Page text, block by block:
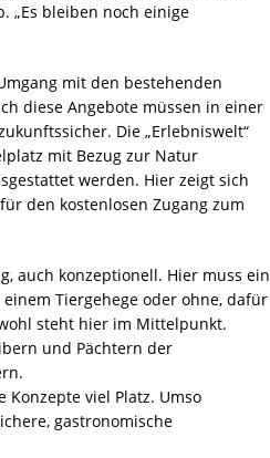
„Es bleiben noch einige
mit den bestehenden
diese Angebote müssen in einer
Die „Erlebniswelt“
mit Bezug zur Natur
werden. Hier zeigt sich
den kostenlosen Zugang zum
auch konzeptionell. Hier muss ein
Tiergehege oder ohne, dafür
steht hier im Mittelpunkt.
und Pächtern der
viel Platz. Umso
gastronomische